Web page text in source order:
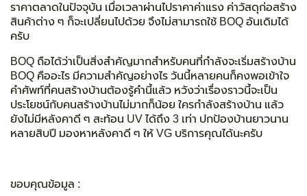
ราคาตลาดในปัจจุบัน เมื่อเวลาผ่านไปราคาค่าแรง ค่าวัสดุก่อสร้าง
สินค้าต่าง ๆ ก็จะเปลี่ยนไปด้วย จึงไม่สามารถใช้ BOQ อันเดิมได้
ครับ
BOQ ถือได้ว่าเป็นสิ่งสำคัญมากสำหรับคนที่กำลังจะเริ่มสร้างบ้าน
BOQ คืออะไร มีความสำคัญอย่างไร วันนี้หลายคนก็คงพอเข้าใจ
คำศัพท์ที่คนสร้างบ้านต้องรู้คำนี้แล้ว หวังว่าเรื่องราวนี้จะเป็น
ประโยชน์กับคนสร้างบ้านไม่มากก็น้อย ใครกำลังสร้างบ้าน แล้ว
ยังไม่มีหลังคาดี ๆ สะท้อน UV ได้ถึง 3 เท่า ปกป้องบ้านยาวนาน
หลายสิบปี มองหาหลังคาดี ๆ ให้ VG บริการคุณได้นะครับ
ขอบคุณข้อมูล :